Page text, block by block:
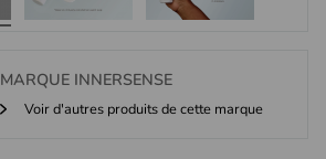
MARQUE INNERSENSE
Voir d'autres produits de cette marque